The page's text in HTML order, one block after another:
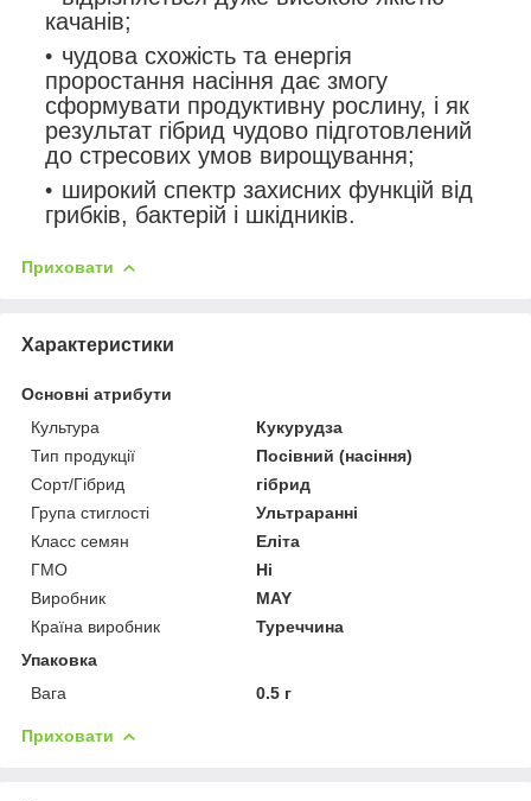
качанів;
чудова схожість та енергія
проростання насіння дає змогу
сформувати продуктивну рослину, і як
результат гібрид чудово підготовлений
до стресових умов вирощування;
широкий спектр захисних функцій від
грибків, бактерій і шкідників.
Приховати
Характеристики
Основні атрибути
Культура
Кукурудза
Тип продукції
Посівний (насіння)
Сорт/Гібрид
гібрид
Група стиглості
Ультраранні
Класс семян
Еліта
ГМО
Ні
Виробник
MAY
Країна виробник
Туреччина
Упаковка
Вага
0.5 г
Приховати